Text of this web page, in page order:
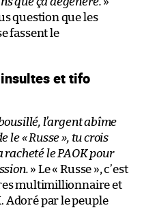
question que les
fassent le
et tifo
l’argent abîme
le « Russe », tu crois
racheté le PAOK pour
» Le « Russe », c’est
multimillionnaire et
Adoré par le peuple